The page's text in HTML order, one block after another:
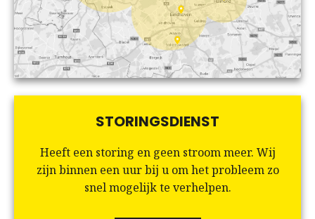
STORINGSDIENST
Heeft een storing en geen stroom meer. Wij
zijn binnen een uur bij u om het probleem zo
snel mogelijk te verhelpen.